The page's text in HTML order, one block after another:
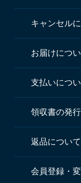
キャンセル
お届けにつ
支払いにつ
領収書の発
返品について
会員登録・